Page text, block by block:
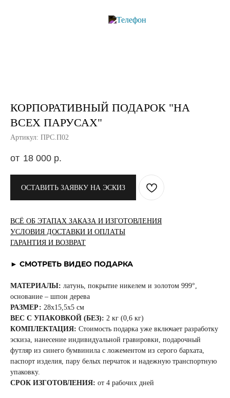
КОРПОРАТИВНЫЙ ПОДАРОК "НА
ВСЕХ ПАРУСАХ"
Артикул: ПРС.П02
18 000 р.
ОСТАВИТЬ ЗАЯВКУ НА ЭСКИЗ
ВСЁ ОБ ЭТАПАХ ЗАКАЗА И ИЗГОТОВЛЕНИЯ
УСЛОВИЯ ДОСТАВКИ И ОПЛАТЫ
ГАРАНТИЯ И ВОЗВРАТ
► СМОТРЕТЬ ВИДЕО ПОДАРКА
МАТЕРИАЛЫ: латунь, покрытие никелем и золотом 999°,
основание – шпон дерева
РАЗМЕР: 28x15,5x5 см
ВЕС С УПАКОВКОЙ (БЕЗ): 2 кг (0,6 кг)
КОМПЛЕКТАЦИЯ: Стоимость подарка уже включает разработку
эскиза, нанесение индивидуальной гравировки, подарочный
футляр из синего бумвинила с ложементом из серого бархата,
паспорт изделия, пару белых перчаток и надежную транспортную
упаковку.
СРОК ИЗГОТОВЛЕНИЯ: от 4 рабочих дней